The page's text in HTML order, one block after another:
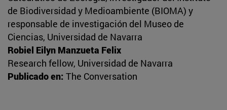
de Biodiversidad y Medioambiente (BIOMA) y
responsable de investigación del Museo de
Ciencias, Universidad de Navarra
Robiel Eilyn Manzueta Felix
Research fellow, Universidad de Navarra
Publicado en: The Conversation